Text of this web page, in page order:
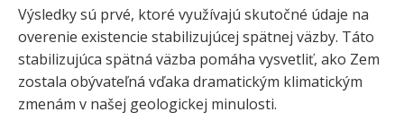
Výsledky sú prvé, ktoré využívajú skutočné údaje na
overenie existencie stabilizujúcej spätnej väzby. Táto
stabilizujúca spätná väzba pomáha vysvetliť, ako Zem
zostala obývateľná vďaka dramatickým klimatickým
zmenám v našej geologickej minulosti.